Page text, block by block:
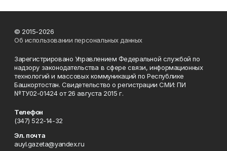
© 2015-2026
Об использовании персональных данных
Зарегистрировано Управлением Федеральной службой по
надзору законодательства в сфере связи, информационных
технологий и массовых коммуникаций по Республике
Башкортостан. Свидетельство о регистрации СМИ: ПИ
№ТУ02-01424 от 26 августа 2015 г.
Телефон
(347) 522-14-32
Эл. почта
auyl.gazeta@yandex.ru